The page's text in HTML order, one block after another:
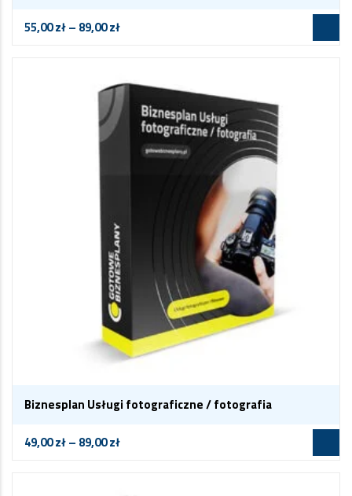
55,00zł– 89,00zł
Biznesplan Usługi fotograficzne / fotografia
49,00zł– 89,00zł